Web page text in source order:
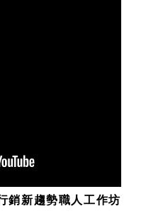
銷新趨勢職人工作坊